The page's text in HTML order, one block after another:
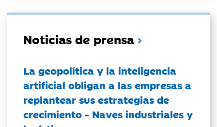
Noticias de prensa
La geopolítica y la inteligencia
artificial obligan a las empresas a
replantear sus estrategias de
crecimiento - Naves industriales y